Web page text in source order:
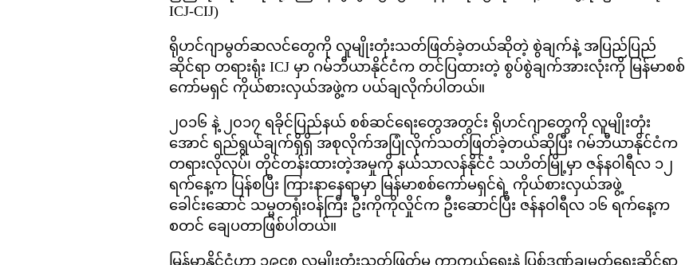
ICJ-CIJ)
ရိုဟင်ဂျာမွတ်ဆလင်တွေကို လူမျိုးတုံးသတ်ဖြတ်ခဲ့တယ်ဆိုတဲ့ စွဲချက်နဲ့ အပြည်ပြည်
ဆိုင်ရာ တရားရုံး ICJ မှာ ဂမ်ဘီယာနိုင်ငံက တင်ပြထားတဲ့ စွပ်စွဲချက်အားလုံးကို မြန်မာစစ်
ကော်မရှင် ကိုယ်စားလှယ်အဖွဲ့က ပယ်ချလိုက်ပါတယ်။
၂၀၁၆ နဲ့ ၂၀၁၇ ရခိုင်ပြည်နယ် စစ်ဆင်ရေးတွေအတွင်း ရိုဟင်ဂျာတွေကို လူမျိုးတုံး
အောင် ရည်ရွယ်ချက်ရှိရှိ အစုလိုက်အပြုံလိုက်သတ်ဖြတ်ခဲ့တယ်ဆိုပြီး ဂမ်ဘီယာနိုင်ငံက
တရားလိုလုပ်၊ တိုင်တန်းထားတဲ့အမှုကို နယ်သာလန်နိုင်ငံ သဟိတ်မြို့မှာ ဇန်န၀ါရီလ ၁၂
ရက်နေ့က ပြန်စပြီး ကြားနာနေရာမှာ မြန်မာစစ်ကော်မရှင်ရဲ့ ကိုယ်စားလှယ်အဖွဲ့
ခေါင်းဆောင် သမ္မတရုံးဝန်ကြီး ဦးကိုကိုလှိုင်က ဦးဆောင်ပြီး ဇန်နဝါရီလ ၁၆ ရက်နေ့က
စတင် ချေပတာဖြစ်ပါတယ်။
မြန်မာနိုင်ငံဟာ ၁၉၄၈ လူမျိုးတုံးသတ်ဖြတ်မှု ကာကွယ်ရေးနဲ့ ပြစ်ဒဏ်ချမှတ်ရေးဆိုင်ရာ